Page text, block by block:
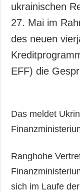
ukrainischen
27. Mai im
des neuen
EFF) die
Das meldet
Ranghohe
sich im Laufe